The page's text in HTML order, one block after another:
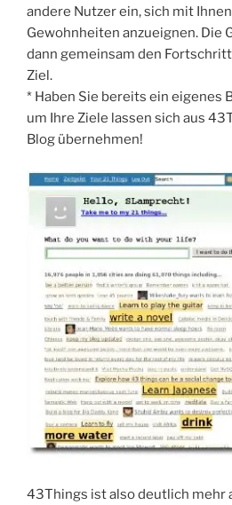
andere Nutzer ein, sich mit
Gewohnheiten anzueignen. Die
dann gemeinsam den
Ziel.
* Haben Sie bereits ein eigenes
um Ihre Ziele lassen sich aus
Blog übernehmen!
43Things ist also deutlich mehr